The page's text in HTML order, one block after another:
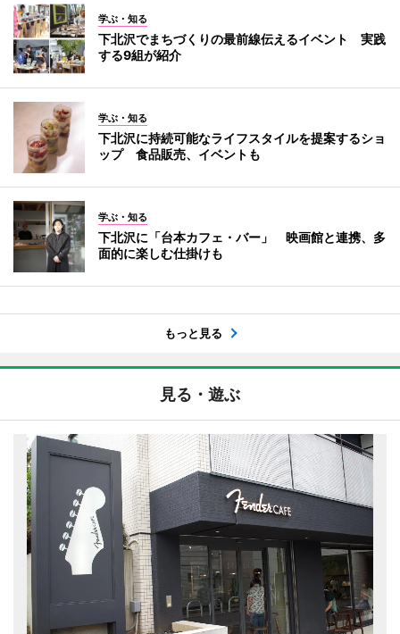
学ぶ・知る
下北沢でまちづくりの最前線伝えるイベント 実践
する9組が紹介
学ぶ・知る
下北沢に持続可能なライフスタイルを提案するショ
ップ 食品販売、イベントも
学ぶ・知る
下北沢に「台本カフェ・バー」 映画館と連携、多
面的に楽しむ仕掛けも
もっと見る
見る・遊ぶ